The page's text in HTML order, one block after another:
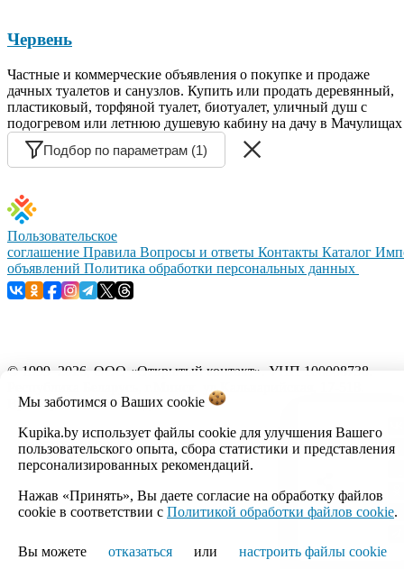
Червень
Частные и коммерческие объявления о покупке и продаже
дачных туалетов и санузлов. Купить или продать деревянный,
пластиковый, торфяной туалет, биотуалет, уличный душ с
подогревом или летнюю душевую кабину на дачу в Мачулищах
Подбор по параметрам (1)
Мы заботимся о Ваших cookie
Kupika.by использует файлы cookie для улучшения Вашего
пользовательского опыта, сбора статистики и представления
персонализированных рекомендаций.
Нажав «Принять», Вы даете согласие на обработку файлов
cookie в соответствии с Политикой обработки файлов cookie.
Вы можете отказаться или настроить файлы cookie
Пользовательское
соглашение Правила Вопросы и ответы Контакты Каталог
объявлений Политика обработки персональных данных
© 1999–2026, ООО «Открытый контакт». УНП 100008738.
Республика Беларусь, г.Минск, ул.Кальварийская, 17-518.
Время работы с 09:00 до 18:00.
Настройка cookie